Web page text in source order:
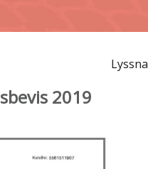
Lyssna
2019